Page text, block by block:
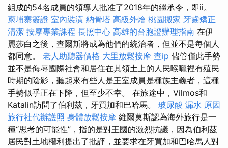
組成的54名成員的領導人批准了2018年的繼承令，即ii。
柬埔寨簽證 室內裝潢 納骨塔 高級外燴 桃園搬家 牙齒矯正
清潔 按摩專業課程 長照中心 高雄的台胞證辦理指南 在伊
麗莎白之後，查爾斯將成為他們的統治者，但並不是每個人
都同意。 老人助聽器價格 大里放鬆按摩 查ip 儘管僅此手勢
並不是侮辱國際社會和居住在其領土上的人民喉嚨裡有殖民
時期的陰影，聽起來有些人是王室成員是種族主義者，這種
手勢似乎正在下降，但至少不幸。 在旅途中，Vilmos和
Katalin訪問了伯利茲，牙買加和巴哈馬。 玻尿酸 漏水 原因
旅行社代辦護照 身體放鬆按摩 維爾莫斯認為海外旅行是一
種“思考的可能性”，指的是對王國的激烈抗議，因為伯利茲
居民對土地權利提出了批評，並要求在牙買加和巴哈馬人對